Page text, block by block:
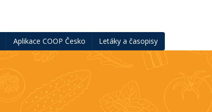
Aplikace COOP Česko Letáky a časopisy